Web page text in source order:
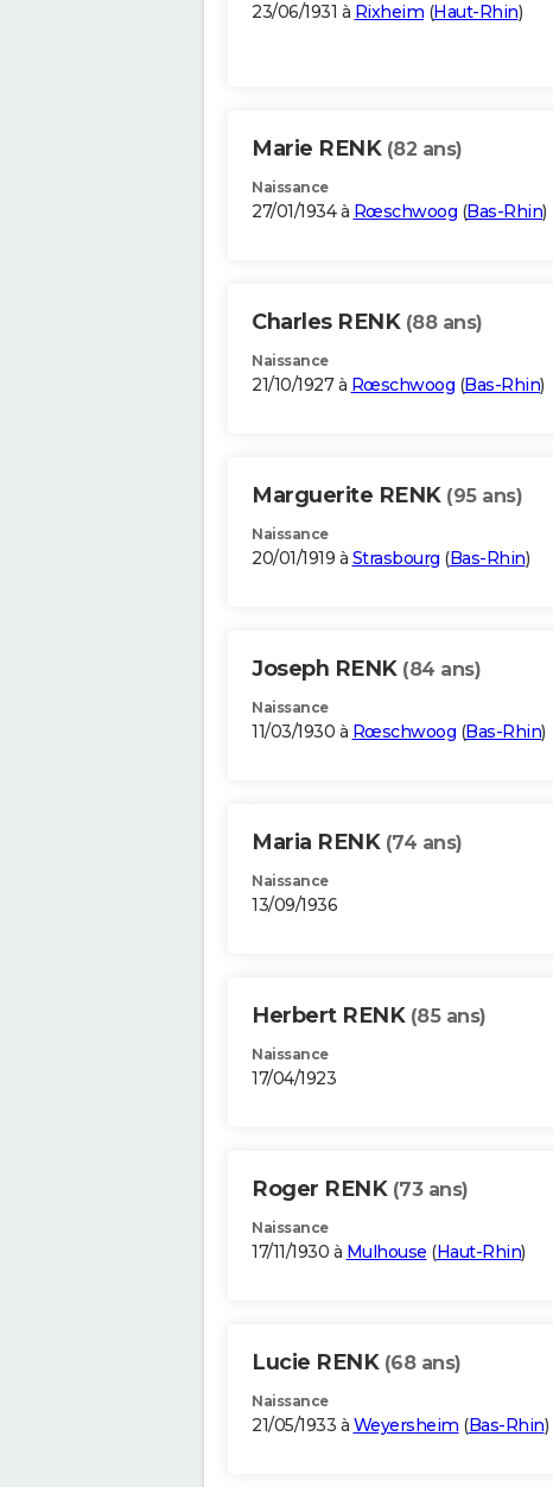
23/06/1931 à Rixheim (Haut-Rhin)
Marie RENK (82 ans)
Naissance
27/01/1934 à Rœschwoog (Bas-Rhin)
Charles RENK (88 ans)
Naissance
21/10/1927 à Rœschwoog (Bas-Rhin)
Marguerite RENK (95 ans)
Naissance
20/01/1919 à Strasbourg (Bas-Rhin)
Joseph RENK (84 ans)
Naissance
11/03/1930 à Rœschwoog (Bas-Rhin)
Maria RENK (74 ans)
Naissance
13/09/1936
Herbert RENK (85 ans)
Naissance
17/04/1923
Roger RENK (73 ans)
Naissance
17/11/1930 à Mulhouse (Haut-Rhin)
Lucie RENK (68 ans)
Naissance
21/05/1933 à Weyersheim (Bas-Rhin)